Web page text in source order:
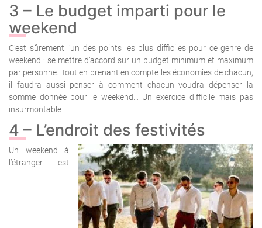
3 – Le budget imparti pour le
weekend
C’est sûrement l’un des points les plus difficiles pour ce genre de
weekend : se mettre d’accord sur un budget minimum et maximum
par personne. Tout en prenant en compte les économies de chacun,
il faudra aussi penser à comment chacun voudra dépenser la
somme donnée pour le weekend… Un exercice difficile mais pas
insurmontable !
4 – L’endroit des festivités
Un weekend à
l’étranger est